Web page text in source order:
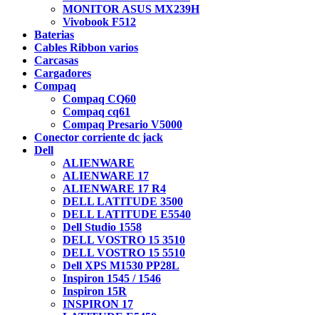
MONITOR ASUS MX239H
Vivobook F512
Baterias
Cables Ribbon varios
Carcasas
Cargadores
Compaq
Compaq CQ60
Compaq cq61
Compaq Presario V5000
Conector corriente dc jack
Dell
ALIENWARE
ALIENWARE 17
ALIENWARE 17 R4
DELL LATITUDE 3500
DELL LATITUDE E5540
Dell Studio 1558
DELL VOSTRO 15 3510
DELL VOSTRO 15 5510
Dell XPS M1530 PP28L
Inspiron 1545 / 1546
Inspiron 15R
INSPIRON 17